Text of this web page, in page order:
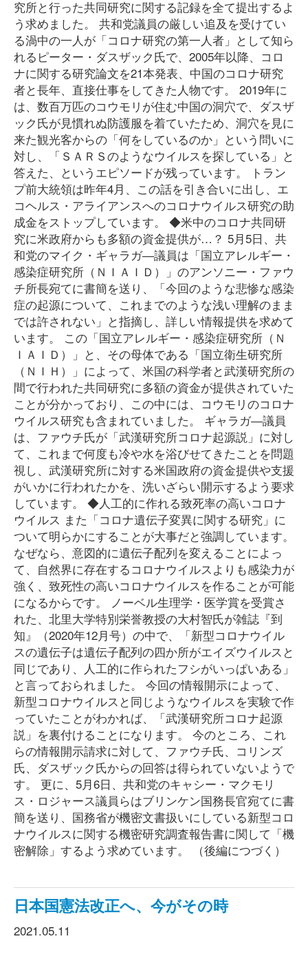
究所と行った共同研究に関する記録を全て提出するよ
う求めました。 共和党議員の厳しい追及を受けてい
る渦中の一人が「コロナ研究の第一人者」として知ら
れるピーター・ダスザック氏で、2005年以降、コロ
ナに関する研究論文を21本発表、中国のコロナ研究
者と長年、直接仕事をしてきた人物です。 2019年に
は、数百万匹のコウモリが住む中国の洞穴で、ダスザ
ック氏が見慣れぬ防護服を着ていたため、洞穴を見に
来た観光客からの「何をしているのか」という問いに
対し、「ＳＡＲＳのようなウイルスを探している」と
答えた、というエピソードが残っています。 トラン
プ前大統領は昨年4月、この話を引き合いに出し、エ
コヘルス・アライアンスへのコロナウイルス研究の助
成金をストップしています。 ◆米中のコロナ共同研
究に米政府からも多額の資金提供が…？ 5月5日、共
和党のマイク・ギャラガ―議員は「国立アレルギー・
感染症研究所（ＮＩＡＩＤ）」のアンソニー・ファウ
チ所長宛てに書簡を送り、「今回のような悲惨な感染
症の起源について、これまでのような浅い理解のまま
では許されない」と指摘し、詳しい情報提供を求めて
います。 この「国立アレルギー・感染症研究所（Ｎ
ＩＡＩＤ）」と、その母体である「国立衛生研究所
（ＮＩＨ）」によって、米国の科学者と武漢研究所の
間で行われた共同研究に多額の資金が提供されていた
ことが分かっており、この中には、コウモリのコロナ
ウイルス研究も含まれていました。 ギャラガ―議員
は、ファウチ氏が「武漢研究所コロナ起源説」に対し
て、これまで何度も冷や水を浴びせてきたことを問題
視し、武漢研究所に対する米国政府の資金提供や支援
がいかに行われたかを、洗いざらい開示するよう要求
しています。 ◆人工的に作れる致死率の高いコロナ
ウイルス また「コロナ遺伝子変異に関する研究」に
ついて明らかにすることが大事だと強調しています。
なぜなら、意図的に遺伝子配列を変えることによっ
て、自然界に存在するコロナウイルスよりも感染力が
強く、致死性の高いコロナウイルスを作ることが可能
になるからです。 ノーベル生理学・医学賞を受賞さ
れた、北里大学特別栄誉教授の大村智氏が雑誌『到
知』（2020年12月号）の中で、「新型コロナウイル
スの遺伝子は遺伝子配列の四か所がエイズウイルスと
同じであり、人工的に作られたフシがいっぱいある」
と言っておられました。 今回の情報開示によって、
新型コロナウイルスと同じようなウイルスを実験で作
っていたことがわかれば、「武漢研究所コロナ起源
説」を裏付けることになります。 今のところ、これ
らの情報開示請求に対して、ファウチ氏、コリンズ
氏、ダスザック氏からの回答は得られていないようで
す。 更に、5月6日、共和党のキャシー・マクモリ
ス・ロジャース議員らはブリンケン国務長官宛てに書
簡を送り、国務省が機密文書扱いにしている新型コロ
ナウイルスに関する機密研究調査報告書に関して「機
密解除」するよう求めています。 （後編につづく）
日本国憲法改正へ、今がその時
2021.05.11